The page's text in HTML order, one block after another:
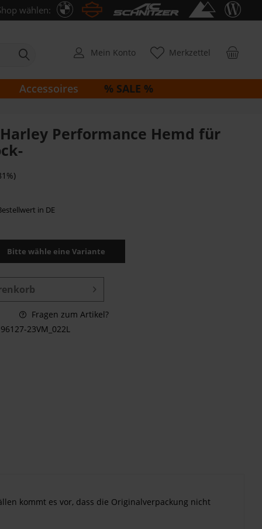
wählen:
Merkzettel
Mein Konto
Accessoires % SALE %
Performance Hemd für
in DE
Bitte wähle eine Variante
Fragen zum Artikel?
96127-23VM_022L
kommt es vor, dass die Originalverpackung nicht